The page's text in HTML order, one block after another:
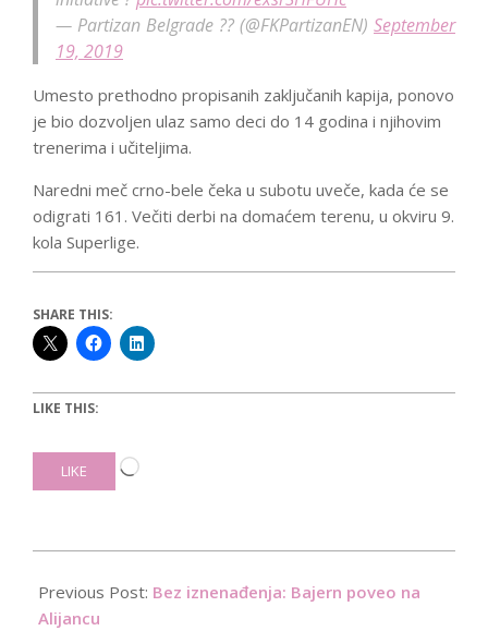
— Partizan Belgrade ?? (@FKPartizanEN) September
19, 2019
Umesto prethodno propisanih zaključanih kapija, ponovo
je bio dozvoljen ulaz samo deci do 14 godina i njihovim
trenerima i učiteljima.
Naredni meč crno-bele čeka u subotu uveče, kada će se
odigrati 161. Večiti derbi na domaćem terenu, u okviru 9.
kola Superlige.
SHARE THIS:
LIKE THIS:
LIKE
Loading…
09-
19
Previous Post: Bez iznenađenja: Bajern poveo na
Alijancu